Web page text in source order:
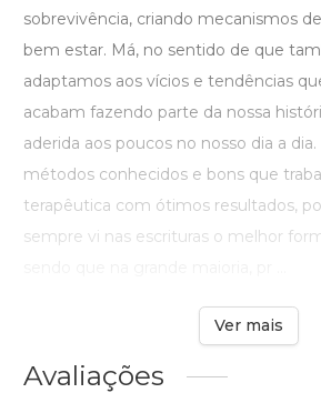
sobrevivência, criando mecanismos
bem estar. Má, no sentido de que
adaptamos aos vícios e tendências
acabam fazendo parte da nossa
aderida aos poucos no nosso dia a
métodos conhecidos e bons que
terapêutica com ótimos resultados,
sempre vi nas escrituras o melhor
Ver mais
Avaliações